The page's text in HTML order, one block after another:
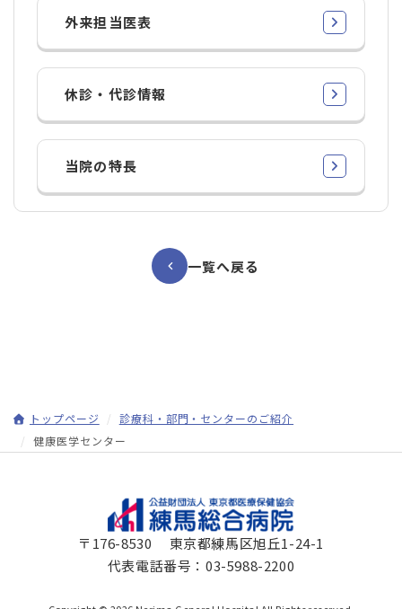
外来担当医表
休診・代診情報
当院の特長
一覧へ戻る
トップページ
診療科・部門・センターのご紹介
健康医学センター
〒176-8530 東京都練馬区旭丘1-24-1
代表電話番号： 03-5988-2200